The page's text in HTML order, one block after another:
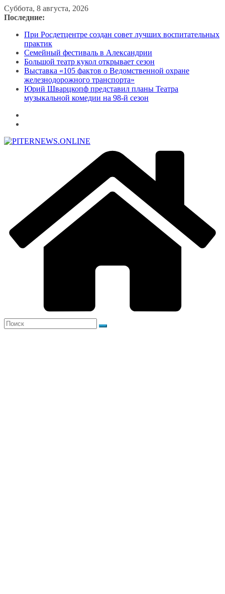
Перейти
к
Суббота, 8 августа, 2026
Последние:
При Росдетцентре создан совет лучших воспитательных
практик
Семейный фестиваль в Александрии
Большой театр кукол открывает сезон
Выставка «105 фактов о Ведомственной охране
железнодорожного транспорта»
Юрий Шварцкопф представил планы Театра
музыкальной комедии на 98-й сезон